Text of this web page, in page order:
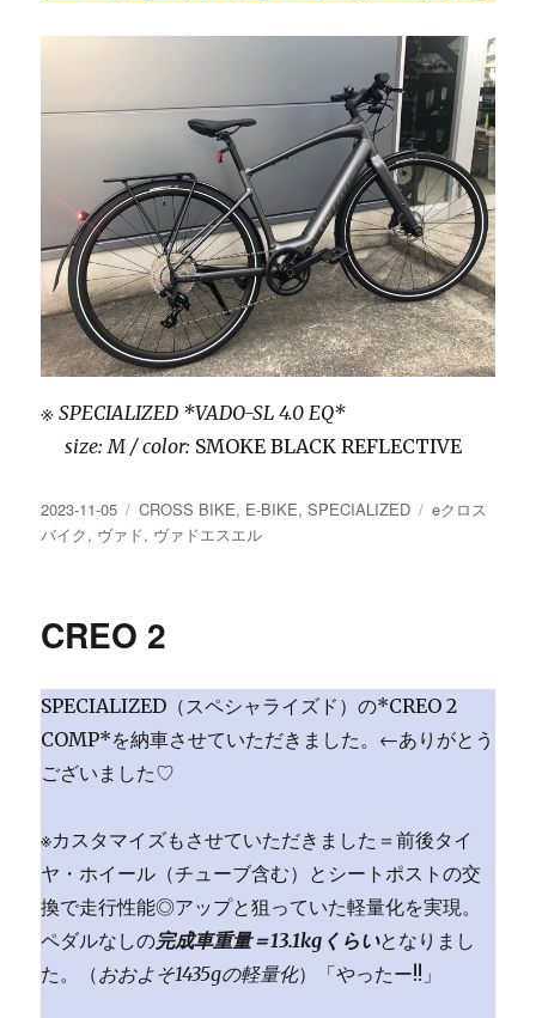
※ SPECIALIZED *VADO-SL 4.0 EQ*
size: M / color: SMOKE BLACK REFLECTIVE
投
稿
2023-11-05
カ
テ
CROSS BIKE, E-BIKE,SPECIALIZED
タ
eクロス
バイク, ヴァド, ヴァドエスエル
CREO 2
SPECIALIZED（スペシャライズド）の*CREO 2
COMP*を納車させていただきました。←ありがとう
ございました♡
※カスタマイズもさせていただきました＝前後タイ
ヤ・ホイール（チューブ含む）とシートポストの交
換で走行性能◎アップと狙っていた軽量化を実現。
ペダルなしの完成車重量＝13.1kgくらいとなりまし
た。（ おおよそ1435gの軽量化）「やったー!!」